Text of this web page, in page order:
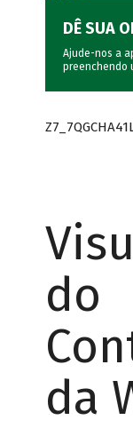
DÊ SUA
Ajude-nos a
preenchendo
do
da